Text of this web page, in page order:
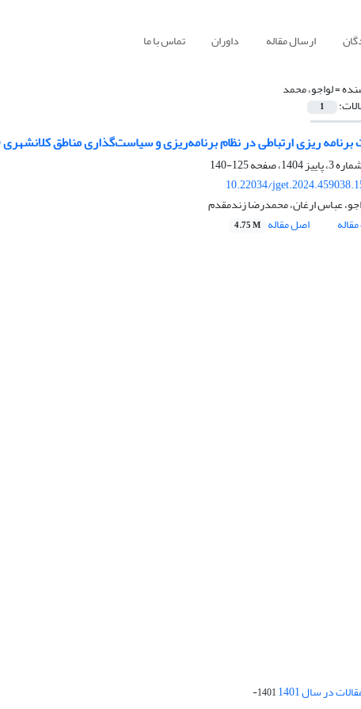
ارسال مقاله داوران تماس با ما
=لواجو، محمد
1
ریزی ارتباطی در نظام برنامه‌ریزی و سیاست‌گذاری مناطق کلانشهری
125-140
10.22034/
عباس ارغان، محمدرضا زندمقدم
اصل مقاله 4.75 M
در سال 1401
1401-